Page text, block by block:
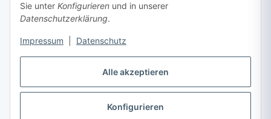
Alle akzeptieren
Konfigurieren
Sie unter Konfigurieren und in unserer
Datenschutzerklärung.
Impressum Datenschutz
Informationen
Gesetzliche Informationen